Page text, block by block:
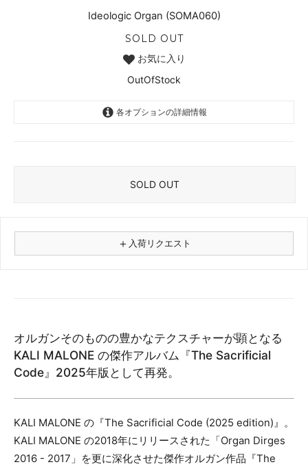
Ideologic Organ (SOMA060)
SOLD OUT
お気に入り
OutOfStock
各オプションの詳細情報
OutOfStock
SOLD OUT
＋ 入荷リクエスト
フォーマット
レコード
その他
メールアドレス（必須）
オルガンそのものの豊かなテクスチャーが顕となる
KALI MALONE の傑作アルバム『The Sacrificial
Code』2025年版として再発。
KALI MALONE の『The Sacrificial Code (2025 edition)』。
KALI MALONE の2018年にリリースされた「Organ Dirges
2016 - 2017」を更に深化させた傑作オルガン作品『The